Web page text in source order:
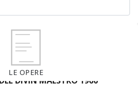
LE OPERE
DIVIN MAESTRO 1960